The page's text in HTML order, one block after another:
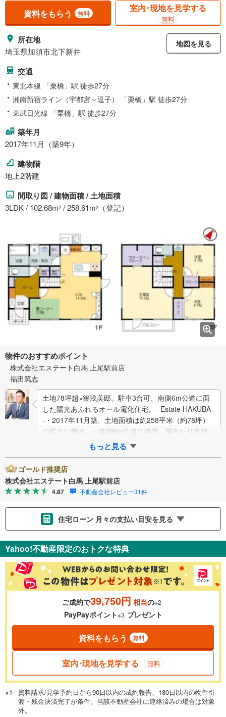
資料をもらう 無料 室内･現地を見学する
無料
所在地
埼玉県加須市北下新井
地図を見る
交通
東北本線 「栗橋」駅 徒歩27分
湘南新宿ライン（宇都宮～逗子） 「栗橋」駅 徒歩27分
東武日光線 「栗橋」駅 徒歩27分
築年月
2017年11月（築9年）
建物階
地上2階建
間取り図 / 建物面積 / 土地面積
3LDK / 102.68m2 / 258.61m2 （登記）
物件のおすすめポイント
株式会社エステート白馬 上尾駅前店
福田篤志
土地78坪超×築浅美邸。駐車3台可、南側6m公道に面
した陽光あふれるオール電化住宅。--Estate HAKUBA-
-・2017年11月築、土地面積は約258平米（約78坪）
の広大な敷地。・南側6m公道に接道。陽当たり良好
もっと見る
ゴールド推奨店
株式会社エステート白馬 上尾駅前店
4.87 不動産会社レビュー31件
住宅ローン 月々の支払い目安を見る
金利 ％
0.01%
一般的には最長35年まで借り入れ可能です。多くの金融機関
が完済時の年齢は80歳までを条件としています。
閉じる
頭金 万円
Yahoo!不動産限定のおトクな特典
ご成約で39,750円 相当の※2
PayPayポイント※3 プレゼント
資料をもらう 無料
室内･現地を見学する 無料
資料請求/見学予約日から90日以内の成約報告、180日以内の物件引
渡・残金決済完了が条件。当該不動産会社に連絡済みの場合は対象
外。